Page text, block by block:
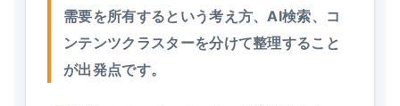
需要を所有するという考え方、AI検索、コ
ンテンツクラスターを分けて整理すること
が出発点です。